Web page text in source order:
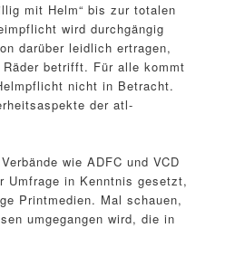
mit Helm“ bis zur totalen
wird durchgängig
darüber leidlich ertragen,
Räder betrifft. Für alle kommt
nicht in Betracht.
der atl-
wie ADFC und VCD
Umfrage in Kenntnis gesetzt,
Printmedien. Mal schauen,
umgegangen wird, die in